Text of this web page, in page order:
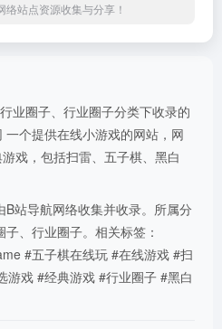
站点资源收集与分享！
业圈子、行业圈子分类下收录的
个提供在线小游戏的网站，网
戏，包括扫雷、五子棋、黑白
站导航网络收集并收录。所属分
、行业圈子。相关标签：
#五子棋在线玩 #在线游戏 #扫
游戏 #经典游戏 #行业圈子 #黑白